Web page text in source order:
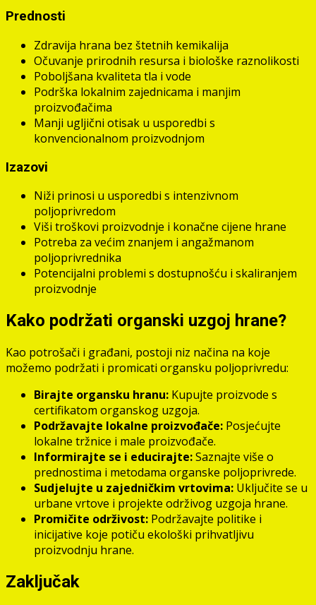
Prednosti
Zdravija hrana bez štetnih kemikalija
Očuvanje prirodnih resursa i biološke raznolikosti
Poboljšana kvaliteta tla i vode
Podrška lokalnim zajednicama i manjim
proizvođačima
Manji ugljični otisak u usporedbi s
konvencionalnom proizvodnjom
Izazovi
Niži prinosi u usporedbi s intenzivnom
poljoprivredom
Viši troškovi proizvodnje i konačne cijene hrane
Potreba za većim znanjem i angažmanom
poljoprivrednika
Potencijalni problemi s dostupnošću i skaliranjem
proizvodnje
Kako podržati organski uzgoj hrane?
Kao potrošači i građani, postoji niz načina na koje
možemo podržati i promicati organsku poljoprivredu:
Birajte organsku hranu: Kupujte proizvode s
certifikatom organskog uzgoja.
Podržavajte lokalne proizvođače: Posjećujte
lokalne tržnice i male proizvođače.
Informirajte se i educirajte:Saznajte više o
prednostima i metodama organske poljoprivrede.
Sudjelujte u zajedničkim vrtovima: Uključite se u
urbane vrtove i projekte održivog uzgoja hrane.
Promičite održivost: Podržavajte politike i
inicijative koje potiču ekološki prihvatljivu
proizvodnju hrane.
Zaključak